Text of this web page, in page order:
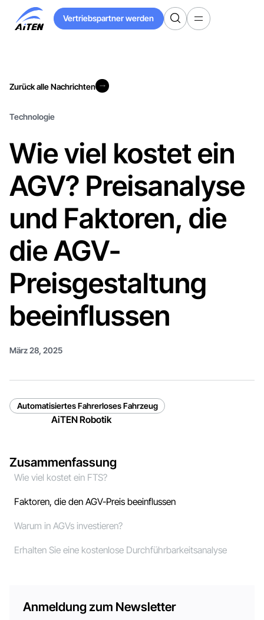
Hauptinhalt
springen
Vertriebspartner werden
Vertriebspartner werden
Zurück alle Nachrichten
Technologie
Wie viel kostet ein
AGV? Preisanalyse
und Faktoren, die
die AGV-
Preisgestaltung
beeinflussen
März 28, 2025
Automatisiertes Fahrerloses Fahrzeug
AiTEN Robotik
Zusammenfassung
Wie viel kostet ein FTS?
Faktoren, die den AGV-Preis beeinflussen
Warum in AGVs investieren?
Erhalten Sie eine kostenlose Durchführbarkeitsanalyse
Anmeldung zum Newsletter